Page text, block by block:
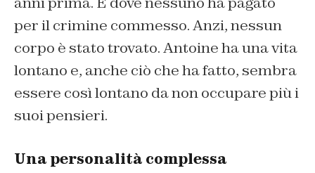
per ilcrimine commesso. Anzi, nessun
corpo è stato trovato. Antoine ha una vita
lontano e, anche ciò che ha fatto, sembra
essere così lontano da non occupare più i
suoi pensieri.
Una personalità complessa